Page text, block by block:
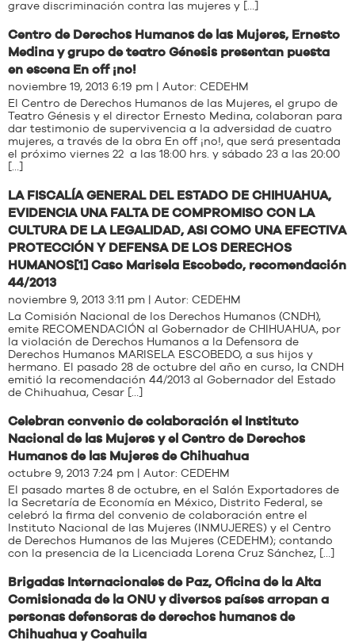
grave discriminación contra las mujeres y […]
Centro de Derechos Humanos de las Mujeres, Ernesto
Medina y grupo de teatro Génesis presentan puesta
en escena En off ¡no!
noviembre 19, 2013 6:19 pm | Autor: CEDEHM
El Centro de Derechos Humanos de las Mujeres, el grupo de
Teatro Génesis y el director Ernesto Medina, colaboran para
dar testimonio de supervivencia a la adversidad de cuatro
mujeres, a través de la obra En off ¡no!, que será presentada
el próximo viernes 22 a las 18:00 hrs. y sábado 23 a las 20:00
[…]
LA FISCALÍA GENERAL DEL ESTADO DE CHIHUAHUA,
EVIDENCIA UNA FALTA DE COMPROMISO CON LA
CULTURA DE LA LEGALIDAD, ASI COMO UNA EFECTIVA
PROTECCIÓN Y DEFENSA DE LOS DERECHOS
HUMANOS[1] Caso Marisela Escobedo, recomendación
44/2013
noviembre 9, 2013 3:11 pm | Autor: CEDEHM
La Comisión Nacional de los Derechos Humanos (CNDH),
emite RECOMENDACIÓN al Gobernador de CHIHUAHUA, por
la violación de Derechos Humanos a la Defensora de
Derechos Humanos MARISELA ESCOBEDO, a sus hijos y
hermano. El pasado 28 de octubre del año en curso, la CNDH
emitió la recomendación 44/2013 al Gobernador del Estado
de Chihuahua, Cesar […]
Celebran convenio de colaboración el Instituto
Nacional de las Mujeres y el Centro de Derechos
Humanos de las Mujeres de Chihuahua
octubre 9, 2013 7:24 pm | Autor: CEDEHM
El pasado martes 8 de octubre, en el Salón Exportadores de
la Secretaría de Economía en México, Distrito Federal, se
celebró la firma del convenio de colaboración entre el
Instituto Nacional de las Mujeres (INMUJERES) y el Centro
de Derechos Humanos de las Mujeres (CEDEHM); contando
con la presencia de la Licenciada Lorena Cruz Sánchez, […]
Brigadas Internacionales de Paz, Oficina de la Alta
Comisionada de la ONU y diversos países arropan a
personas defensoras de derechos humanos de
Chihuahua y Coahuila